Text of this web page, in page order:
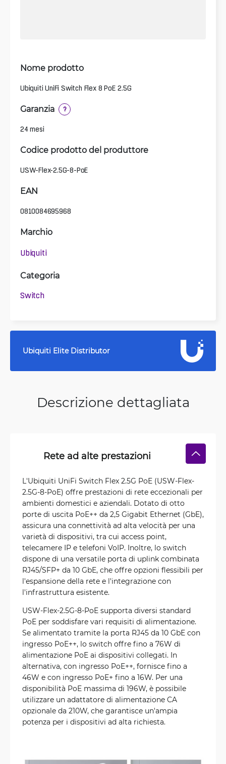
Nome prodotto
Ubiquiti UniFi Switch Flex 8 PoE 2.5G
Garanzia ?
24 mesi
Codice prodotto del produttore
USW-Flex-2.5G-8-PoE
EAN
0810084695968
Marchio
Ubiquiti
Categoria
Switch
Ubiquiti Elite Distributor
Descrizione dettagliata
Rete ad alte prestazioni
L'Ubiquiti UniFi Switch Flex 2.5G PoE (USW-Flex-
2.5G-8-PoE) offre prestazioni di rete eccezionali per
ambienti domestici e aziendali. Dotato di otto
porte di uscita PoE++ da 2,5 Gigabit Ethernet (GbE),
assicura una connettività ad alta velocità per una
varietà di dispositivi, tra cui access point,
telecamere IP e telefoni VoIP. Inoltre, lo switch
dispone di una versatile porta di uplink combinata
RJ45/SFP+ da 10 GbE, che offre opzioni flessibili per
l'espansione della rete e l'integrazione con
l'infrastruttura esistente.
USW-Flex-2.5G-8-PoE supporta diversi standard
PoE per soddisfare vari requisiti di alimentazione.
Se alimentato tramite la porta RJ45 da 10 GbE con
ingresso PoE++, lo switch offre fino a 76W di
alimentazione PoE ai dispositivi collegati. In
alternativa, con ingresso PoE++, fornisce fino a
46W e con ingresso PoE+ fino a 16W. Per una
disponibilità PoE massima di 196W, è possibile
utilizzare un adattatore di alimentazione CA
opzionale da 210W, che garantisce un'ampia
potenza per i dispositivi ad alta richiesta.